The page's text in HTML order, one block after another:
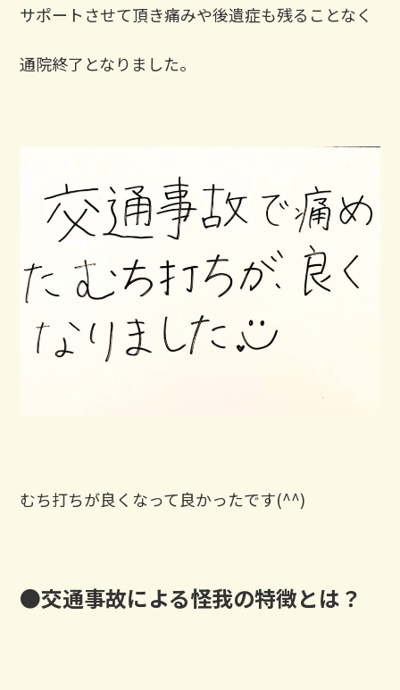
サポートさせて頂き痛みや後遺症も残ることなく
通院終了となりました。
むち打ちが良くなって良かったです(^^)
●交通事故による怪我の特徴とは？